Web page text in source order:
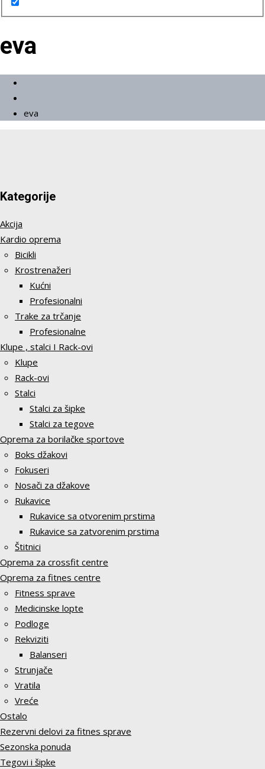
eva
eva
Kategorije
Akcija
Kardio oprema
Bicikli
Krostrenažeri
Kućni
Profesionalni
Trake za trčanje
Profesionalne
Klupe , stalci I Rack-ovi
Klupe
Rack-ovi
Stalci
Stalci za šipke
Stalci za tegove
Oprema za borilačke sportove
Boks džakovi
Fokuseri
Nosači za džakove
Rukavice
Rukavice sa otvorenim prstima
Rukavice sa zatvorenim prstima
Štitnici
Oprema za crossfit centre
Oprema za fitnes centre
Fitness sprave
Medicinske lopte
Podloge
Rekviziti
Balanseri
Strunjače
Vratila
Vreće
Ostalo
Rezervni delovi za fitnes sprave
Sezonska ponuda
Tegovi i šipke